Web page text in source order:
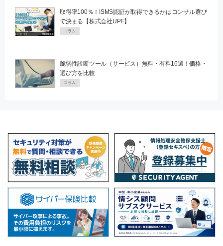
取得率100％！ISMS認証が取得できるかはコンサル選び
で決まる【株式会社UPF】
コラム
脆弱性診断ツール（サービス）無料・有料16選！価格・
選び方を比較
コラム